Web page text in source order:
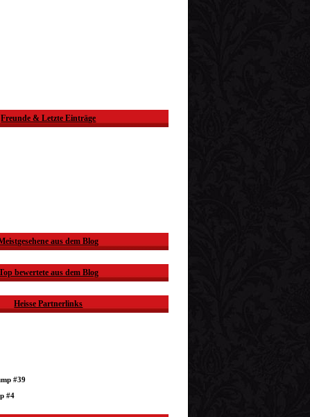
Freunde & Letzte Einträge
aus dem Blog
bewertete aus dem Blog
Heisse Partnerlinks
#39
#4